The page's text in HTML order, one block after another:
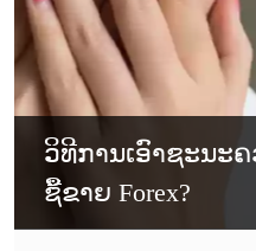
ວິທີການເອົາຊະນະ
ຊື້ຂາຍ Forex?